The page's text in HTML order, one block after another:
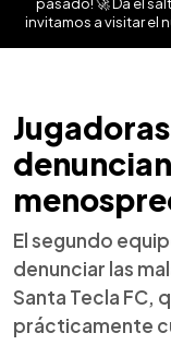
invitamos a visitar el
El segundo
denunciar las
Santa Tecla FC,
prácticamente